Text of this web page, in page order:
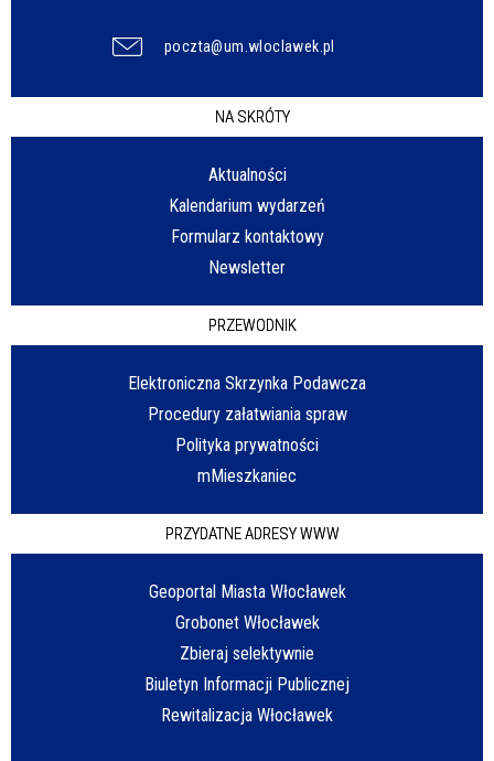
poczta@um.wloclawek.pl
NA SKRÓTY
Aktualności
Kalendarium wydarzeń
Formularz kontaktowy
Newsletter
PRZEWODNIK
Elektroniczna Skrzynka Podawcza
Procedury załatwiania spraw
Polityka prywatności
mMieszkaniec
PRZYDATNE ADRESY WWW
Geoportal Miasta Włocławek
Grobonet Włocławek
Zbieraj selektywnie
Biuletyn Informacji Publicznej
Rewitalizacja Włocławek